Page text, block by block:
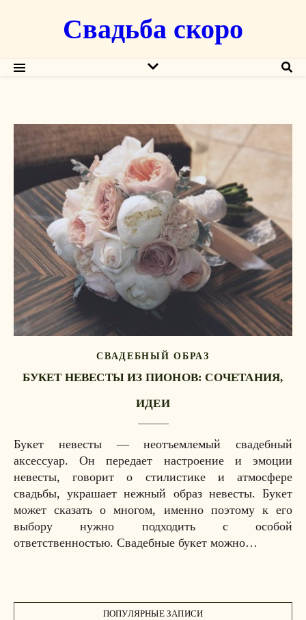
Свадьба скоро
СВАДЕБНЫЙ ОБРАЗ
БУКЕТ НЕВЕСТЫ ИЗ ПИОНОВ: СОЧЕТАНИЯ,
ИДЕИ
Букет невесты — неотъемлемый свадебный
аксессуар. Он передает настроение и эмоции
невесты, говорит о стилистике и атмосфере
свадьбы, украшает нежный образ невесты. Букет
может сказать о многом, именно поэтому к его
выбору нужно подходить с особой
ответственностью. Свадебные букет можно…
ПОПУЛЯРНЫЕ ЗАПИСИ